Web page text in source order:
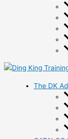
The DK